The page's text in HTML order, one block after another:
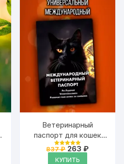
Ветеринарный
паспорт для кошек
международный
Оценка
из 5
837₽ Первоначальная
цена
263₽Текущая
КУПИТЬ